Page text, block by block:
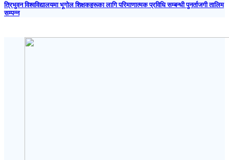
त्रिभुवन विश्वविद्यालयमा भूगोल शिक्षकहरूका लागि परिमाणात्मक प्रविधि सम्बन्धी पुनर्ताजगी तालिम
सम्पन्न